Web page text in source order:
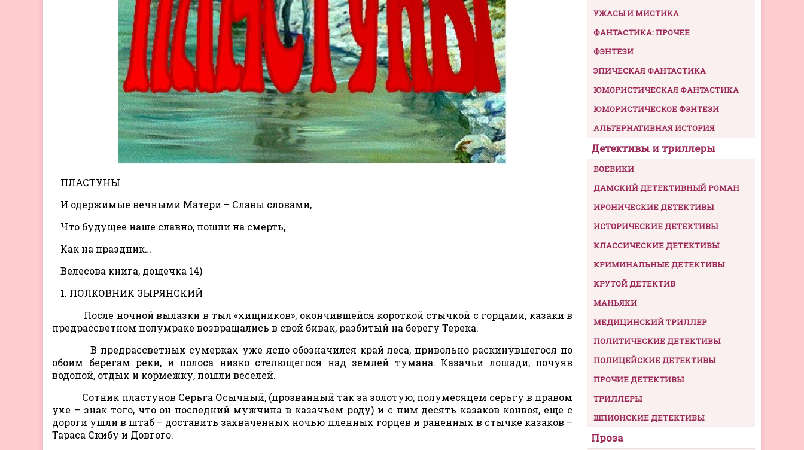
ПЛАСТУНЫ
И одержимые вечными Матери – Славы словами,
Что будущее наше славно, пошли на смерть,
Как на праздник…
Велесова книга, дощечка 14)
1. ПОЛКОВНИК ЗЫРЯНСКИЙ
После ночной вылазки в тыл «хищников», окончившейся короткой стычкой с горцами, казаки в
предрассветном полумраке возвращались в свой бивак, разбитый на берегу Терека.
В предрассветных сумерках уже ясно обозначился край леса, привольно раскинувшегося по
обоим берегам реки, и полоса низко стелющегося над землей тумана. Казачьи лошади, почуяв
водопой, отдых и кормежку, пошли веселей.
Сотник пластунов Серьга Осычный, (прозванный так за золотую, полумесяцем серьгу в правом
ухе – знак того, что он последний мужчина в казачьем роду) и с ним десять казаков конвоя, еще с
дороги ушли в штаб – доставить захваченных ночью пленных горцев и раненных в стычке казаков –
Тараса Скибу и Довгого.
УЖАСЫ И МИСТИКА
ФАНТАСТИКА: ПРОЧЕЕ
ФЭНТЕЗИ
ЭПИЧЕСКАЯ ФАНТАСТИКА
ЮМОРИСТИЧЕСКАЯ ФАНТАСТИКА
ЮМОРИСТИЧЕСКОЕ ФЭНТЕЗИ
АЛЬТЕРНАТИВНАЯ ИСТОРИЯ
Детективы и триллеры
БОЕВИКИ
ДАМСКИЙ ДЕТЕКТИВНЫЙ РОМАН
ИРОНИЧЕСКИЕ ДЕТЕКТИВЫ
ИСТОРИЧЕСКИЕ ДЕТЕКТИВЫ
КЛАССИЧЕСКИЕ ДЕТЕКТИВЫ
КРИМИНАЛЬНЫЕ ДЕТЕКТИВЫ
КРУТОЙ ДЕТЕКТИВ
МАНЬЯКИ
МЕДИЦИНСКИЙ ТРИЛЛЕР
ПОЛИТИЧЕСКИЕ ДЕТЕКТИВЫ
ПОЛИЦЕЙСКИЕ ДЕТЕКТИВЫ
ПРОЧИЕ ДЕТЕКТИВЫ
ТРИЛЛЕРЫ
ШПИОНСКИЕ ДЕТЕКТИВЫ
Проза